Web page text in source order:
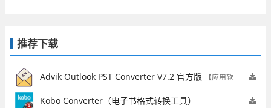
推荐下载
Advik Outlook PST Converter V7.2 官方版
【应用软
件】
Kobo Converter（电子书格式转换工具）